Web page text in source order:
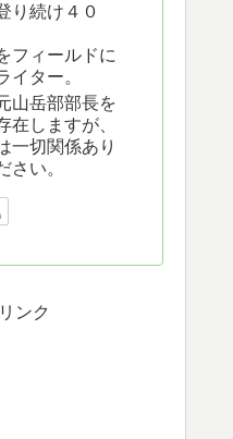
り続け４０
フィールドに
イター。
山岳部部長を
在しますが、
一切関係あり
さい。
ンク